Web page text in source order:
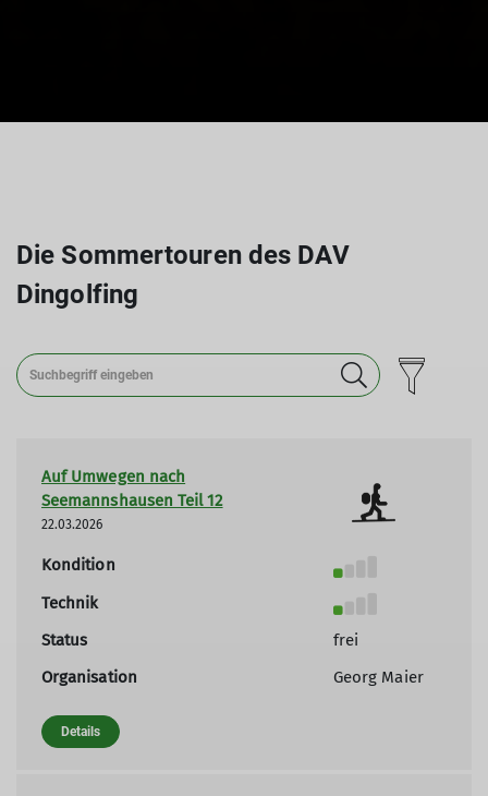
Die Sommertouren des DAV
Dingolfing
Auf Umwegen nach
Seemannshausen Teil 12
22.03.2026
Kondition
Technik
Status
frei
Organisation
Georg Maier
Details